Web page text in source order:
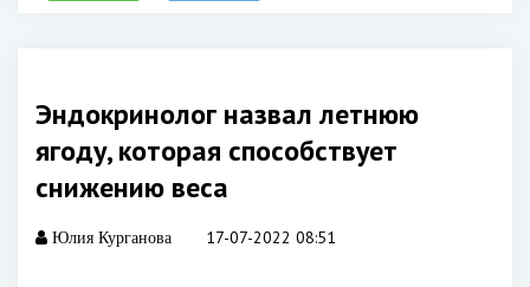
Эндокринолог назвал летнюю
ягоду, которая способствует
снижению веса
Юлия Курганова 17-07-2022 08:51